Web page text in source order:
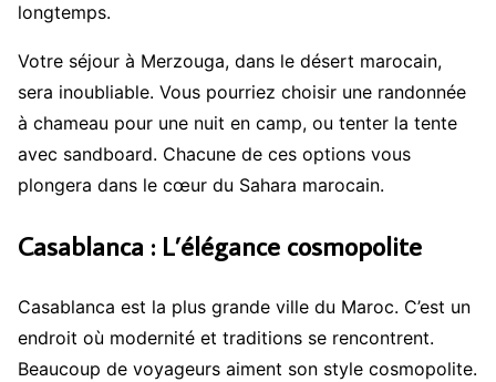
longtemps.
Votre séjour à Merzouga, dans le désert marocain,
sera inoubliable. Vous pourriez choisir une randonnée
à chameau pour une nuit en camp, ou tenter la tente
avec sandboard. Chacune de ces options vous
plongera dans le cœur du Sahara marocain.
Casablanca : L’élégance cosmopolite
Casablanca est la plus grande ville du Maroc. C’est un
endroit où modernité et traditions se rencontrent.
Beaucoup de voyageurs aiment son style cosmopolite.